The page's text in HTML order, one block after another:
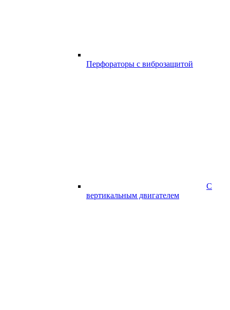
Перфораторы с виброзащитой
С
вертикальным двигателем